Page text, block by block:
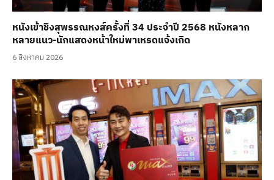
หนังเข้าชิงสุพรรณหงส์ครั้งที่ 34 ประจำปี 2568 หนังหลาก
หลายแนว-นักแสดงหน้าใหม่พาเหรดแจ้งเกิด
6 สิงหาคม 2026